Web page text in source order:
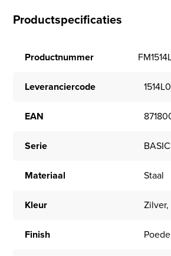
Productspecificaties
Productnummer
Leveranciercode
EAN
Serie
Materiaal Staal
Kleur
Finish